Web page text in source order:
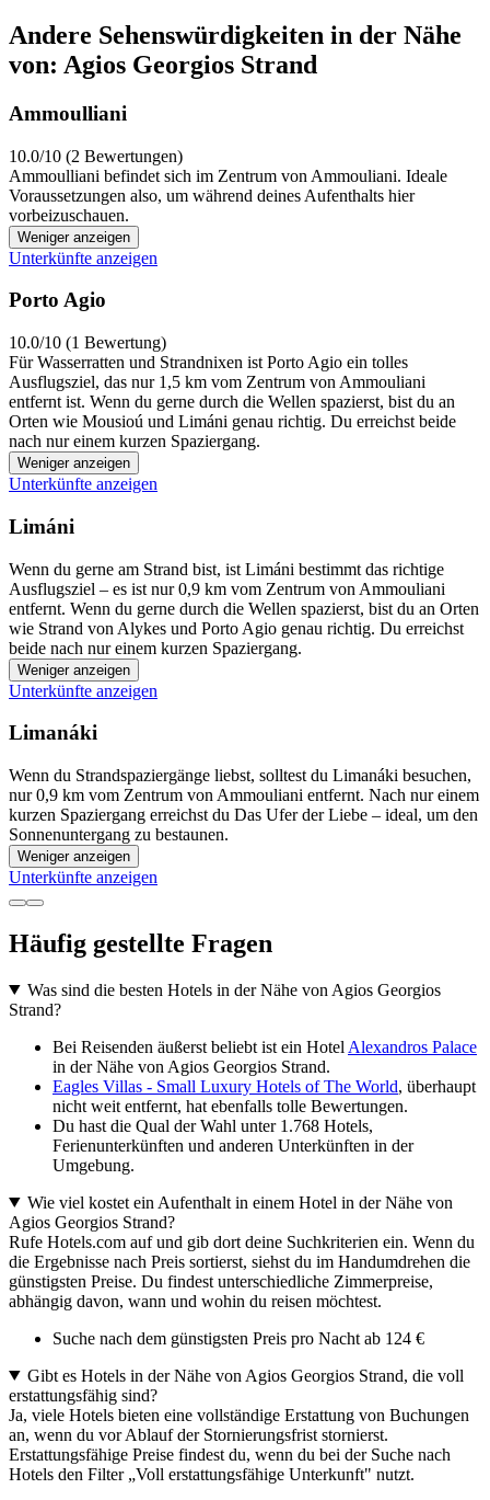
Andere Sehenswürdigkeiten in der Nähe
von: Agios Georgios Strand
Ammoulliani
10.0/10 (2 Bewertungen)
Ammoulliani befindet sich im Zentrum von Ammouliani. Ideale
Voraussetzungen also, um während deines Aufenthalts hier
vorbeizuschauen.
Weniger anzeigen
Unterkünfte anzeigen
Porto Agio
10.0/10 (1 Bewertung)
Für Wasserratten und Strandnixen ist Porto Agio ein tolles
Ausflugsziel, das nur 1,5 km vom Zentrum von Ammouliani
entfernt ist. Wenn du gerne durch die Wellen spazierst, bist du an
Orten wie Mousioú und Limáni genau richtig. Du erreichst beide
nach nur einem kurzen Spaziergang.
Weniger anzeigen
Unterkünfte anzeigen
Limáni
Wenn du gerne am Strand bist, ist Limáni bestimmt das richtige
Ausflugsziel – es ist nur 0,9 km vom Zentrum von Ammouliani
entfernt. Wenn du gerne durch die Wellen spazierst, bist du an Orten
wie Strand von Alykes und Porto Agio genau richtig. Du erreichst
beide nach nur einem kurzen Spaziergang.
Weniger anzeigen
Unterkünfte anzeigen
Limanáki
Wenn du Strandspaziergänge liebst, solltest du Limanáki besuchen,
nur 0,9 km vom Zentrum von Ammouliani entfernt. Nach nur einem
kurzen Spaziergang erreichst du Das Ufer der Liebe – ideal, um den
Sonnenuntergang zu bestaunen.
Weniger anzeigen
Unterkünfte anzeigen
Häufig gestellte Fragen
Was sind die besten Hotels in der Nähe von Agios Georgios
Strand?
Bei Reisenden äußerst beliebt ist ein Hotel Alexandros Palace
in der Nähe von Agios Georgios Strand.
Eagles Villas - Small Luxury Hotels of The World, überhaupt
nicht weit entfernt, hat ebenfalls tolle Bewertungen.
Du hast die Qual der Wahl unter 1.768 Hotels,
Ferienunterkünften und anderen Unterkünften in der
Umgebung.
Wie viel kostet ein Aufenthalt in einem Hotel in der Nähe von
Agios Georgios Strand?
Rufe Hotels.com auf und gib dort deine Suchkriterien ein. Wenn du
die Ergebnisse nach Preis sortierst, siehst du im Handumdrehen die
günstigsten Preise. Du findest unterschiedliche Zimmerpreise,
abhängig davon, wann und wohin du reisen möchtest.
Suche nach dem günstigsten Preis pro Nacht ab 124 €
Gibt es Hotels in der Nähe von Agios Georgios Strand, die voll
erstattungsfähig sind?
Ja, viele Hotels bieten eine vollständige Erstattung von Buchungen
an, wenn du vor Ablauf der Stornierungsfrist stornierst.
Erstattungsfähige Preise findest du, wenn du bei der Suche nach
Hotels den Filter „Voll erstattungsfähige Unterkunft" nutzt.